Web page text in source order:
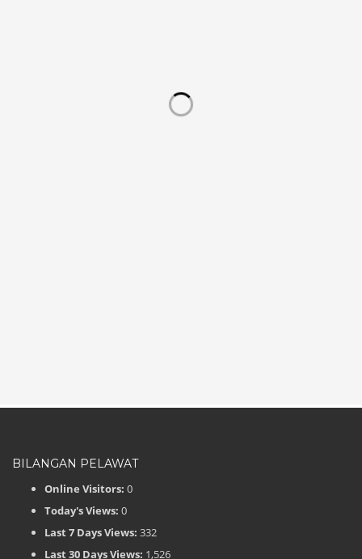
BILANGAN PELAWAT
Online Visitors: 0
Today's Views: 0
Last 7 Days Views: 332
Last 30 Days Views: 1,526